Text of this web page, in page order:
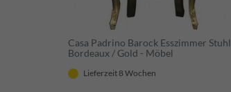
Casa Padrino Barock Esszimmer Stuhl
Bordeaux / Gold - Möbel
Lieferzeit 8 Wochen